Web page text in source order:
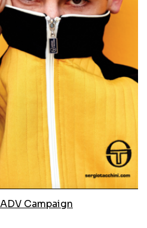
Campaign